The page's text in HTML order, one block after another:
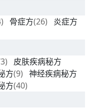
骨症方(26)
炎症方
皮肤疾病秘方
方(9) 神经疾病秘方
方(40)